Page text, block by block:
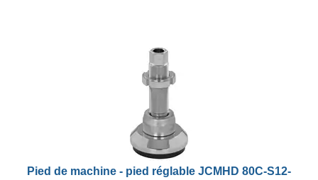
Pied de machine - pied réglable JCMHD 80C-S12-